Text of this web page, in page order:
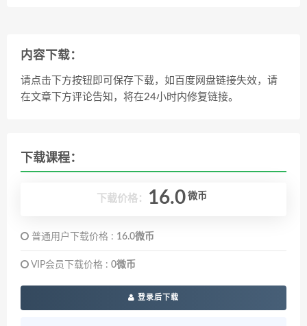
内容下载：
请点击下方按钮即可保存下载，如百度网盘链接失效，请
在文章下方评论告知，将在24小时内修复链接。
下载课程：
下载价格： 16.0 微币
普通用户下载价格 : 16.0微币
VIP会员下载价格 : 0微币
登录后下载